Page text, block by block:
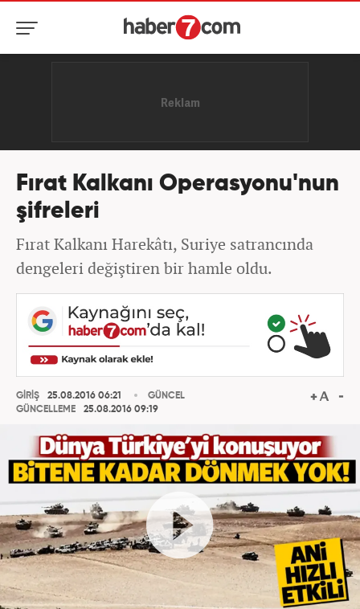
Fırat Kalkanı Operasyonu'nun
şifreleri
Fırat Kalkanı Harekâtı, Suriye satrancında
dengeleri değiştiren bir hamle oldu.
GİRİŞ
25.08.2016 06:21
GÜNCELLEME
25.08.2016 09:19
GÜNCEL